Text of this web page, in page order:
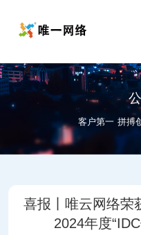
客户第一 拼搏
喜报丨唯云网络荣
2024年度